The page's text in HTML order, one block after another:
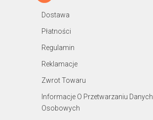
Dostawa
Płatności
Regulamin
Reklamacje
Zwrot Towaru
Informacje O Przetwarzaniu Danych
Osobowych